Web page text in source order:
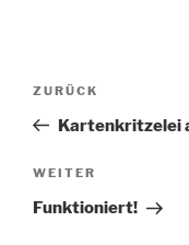
Vorheriger
Beitrag
ZURÜCK
Kartenkritzelei
Nächster
Beitrag
WEITER
Funktioniert!